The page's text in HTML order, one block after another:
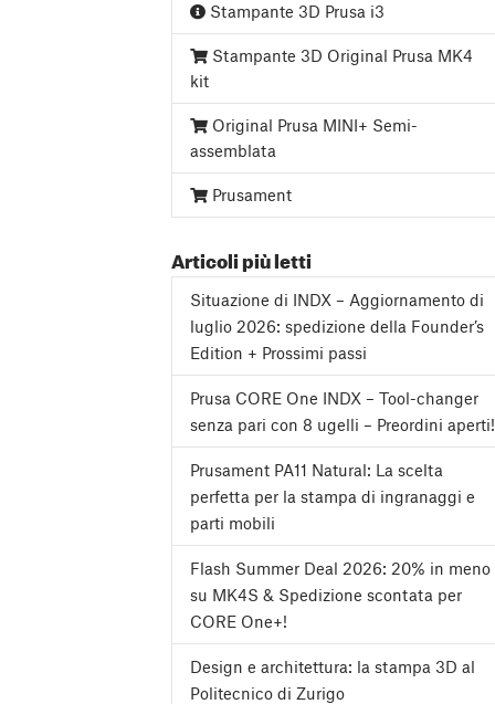
Stampante 3D Prusa i3
Stampante 3D Original Prusa MK4
kit
Original Prusa MINI+ Semi-
assemblata
Prusament
Articoli più letti
Situazione di INDX – Aggiornamento di
luglio 2026: spedizione della Founder’s
Edition + Prossimi passi
Prusa CORE One INDX – Tool-changer
senza pari con 8 ugelli – Preordini aperti!
Prusament PA11 Natural: La scelta
perfetta per la stampa di ingranaggi e
parti mobili
Flash Summer Deal 2026: 20% in meno
su MK4S & Spedizione scontata per
CORE One+!
Design e architettura: la stampa 3D al
Politecnico di Zurigo